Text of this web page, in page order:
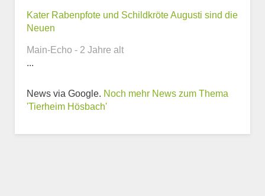
zum Tierheim
Trägerverein
Kater Rabenpfote und Schildkröte Augusti sind die
Neuen
Main-Echo - 2 Jahre alt
...
News via Google. Noch mehr News zum Thema
'Tierheim Hösbach'